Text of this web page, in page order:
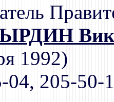
1992)
04, 205-50-